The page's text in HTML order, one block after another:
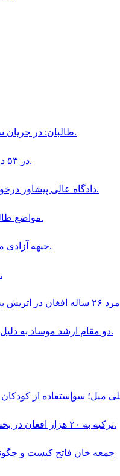
طالبان: در جریان سال جاری، ۱۶ هزار خانواده مهاجر به کندز بازگشته‌اند.
در ۵۳ درصد مناطق افغانستان سوءتغذیه رو به افزایش است.
دادگاه عالى پيشاور درخواست اقامت موقت دو نظامى پيشين افغان را رد كرد.
مواضع طالبان در ارگوى بدخشان هدف حمله راكتى قرار گرفت.
جبهه آزادى مسئوليت حمله به ميدان هوايى كابل را بر عهده گرفت.
سه كشته و دو زخمى در سانحه ترافيكى در ولايت بلخ.
دو مقام ارشد موساد به دليل ناكامى در طرح سرنگونى حكومت ايران بركنار شدند.
ترکیه به ۲۰ هزار افغان در بخش دامداری و پرورش حیوانات ویزای کاری داده است.
جمعه خان فاتح كيست و چگونه اين